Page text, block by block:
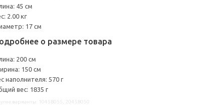
45 см
2.00 кг
17 см
о размере товара
200 см
150 см
наполнителя: 570 г
вес: 1835 г